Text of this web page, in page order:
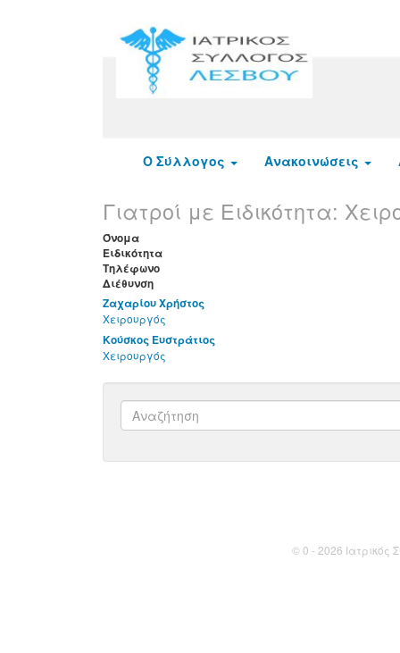
Ο Σύλλογος Ανακοινώσεις
Γιατροί με Ειδικότητα:
Όνομα
Ειδικότητα
Τηλέφωνο
Διέθυνση
Ζαχαρίου Χρήστος
Χειρουργός
Κούσκος Ευστράτιος
Χειρουργός
© 0 - 2026 Ιατρικός